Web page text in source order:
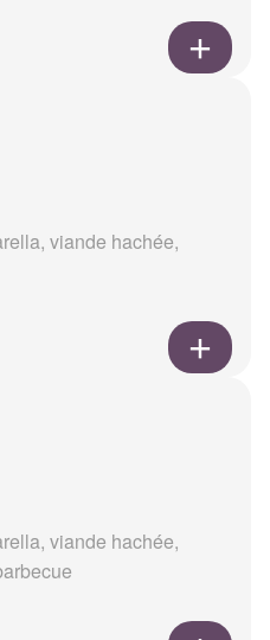
viande hachée,
viande hachée,